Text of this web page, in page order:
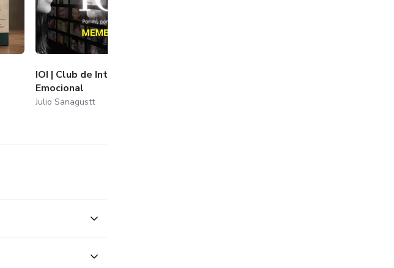
IOI | Club de Inteligencia
Emocional
Julio Sanagustt